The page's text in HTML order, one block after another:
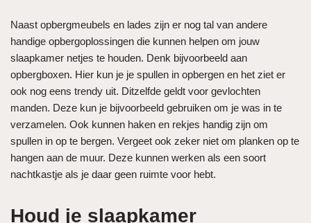
Naast opbergmeubels en lades zijn er nog tal van andere
handige opbergoplossingen die kunnen helpen om jouw
slaapkamer netjes te houden. Denk bijvoorbeeld aan
opbergboxen. Hier kun je je spullen in opbergen en het ziet er
ook nog eens trendy uit. Ditzelfde geldt voor gevlochten
manden. Deze kun je bijvoorbeeld gebruiken om je was in te
verzamelen. Ook kunnen haken en rekjes handig zijn om
spullen in op te bergen. Vergeet ook zeker niet om planken op te
hangen aan de muur. Deze kunnen werken als een soort
nachtkastje als je daar geen ruimte voor hebt.
Houd je slaapkamer